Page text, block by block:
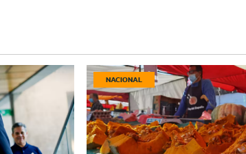
NACIONAL